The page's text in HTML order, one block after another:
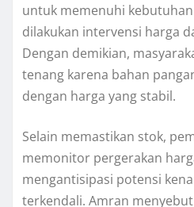
untuk memenuhi
dilakukan intervensi harga
Dengan demikian,
tenang karena bahan
dengan harga yang stabil.
Selain memastikan stok,
memonitor pergerakan
mengantisipasi potensi
terkendali. Amran